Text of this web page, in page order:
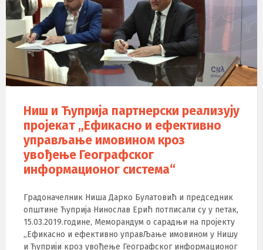
Ниш и Ћуприја партнерски реализују
пројекат „Ефикасно и ефективно
управљање имовином кроз
увођење Географског
информационог система“
Градоначелник Ниша Дарко Булатовић и председник
општине Ћуприја Нинослав Ерић потписали су у петак,
15.03.2019.године, Меморандум о сарадњи на пројекту
„Ефикасно и ефективно управЉање имовином у Нишу
и Ћуприји кроз увођење Географског информационог